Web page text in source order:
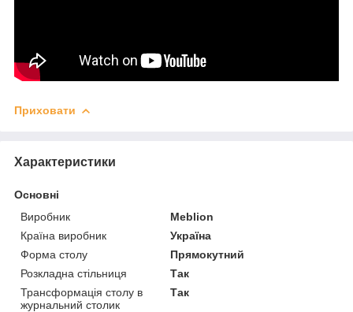
Приховати
Характеристики
Основні
Виробник
Meblion
Країна виробник
Україна
Форма столу
Прямокутний
Розкладна стільниця
Так
Трансформація столу в
журнальний столик
Так